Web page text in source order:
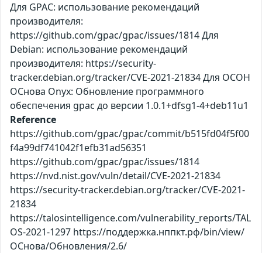
Для GPAC: использование рекомендаций
производителя:
https://github.com/gpac/gpac/issues/1814 Для
Debian: использование рекомендаций
производителя: https://security-
tracker.debian.org/tracker/CVE-2021-21834 Для ОСОН
ОСнова Оnyx: Обновление программного
обеспечения gpac до версии 1.0.1+dfsg1-4+deb11u1
Reference
https://github.com/gpac/gpac/commit/b515fd04f5f00
f4a99df741042f1efb31ad56351
https://github.com/gpac/gpac/issues/1814
https://nvd.nist.gov/vuln/detail/CVE-2021-21834
https://security-tracker.debian.org/tracker/CVE-2021-
21834
https://talosintelligence.com/vulnerability_reports/TAL
OS-2021-1297 https://поддержка.нппкт.рф/bin/view/
ОСнова/Обновления/2.6/